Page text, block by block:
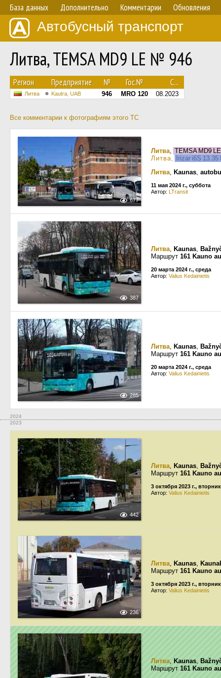
База данных Дополнительно Комментарии Обновления
Автобусный транспорт
Литва, TEMSA MD9 LE № 946
Регион Предприятие № Гос.№ С...
Литва Kautra, UAB 946 MRO 120 08.2023
Все комментарии к фотографиям этого ТС
677
Литва, TEMSA MD9
Литва,
Irizar i6S
Литва, Kaunas,
11 мая 2024 г., суббота
Автор: LTransit
387
Литва, Kaunas,
Маршрут 161 Kauno
20 марта 2024 г., среда
Автор: Valius Kedainietis
285
Литва, Kaunas,
Маршрут 161 Kauno
20 марта 2024 г., среда
Автор: Valius Kedainietis
2024
2023
442
Литва, Kaunas,
Маршрут 161 Kauno
3 октября 2023 г., вторник
Автор: Valius Kedainietis
236
Литва, Kaunas,
Маршрут 161 Kauno
3 октября 2023 г., вторник
Автор: Valius Kedainietis
Литва, Kaunas,
Маршрут 161 Kauno